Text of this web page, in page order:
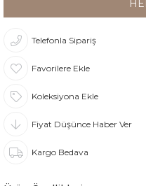
Telefonla Sipariş
Favorilere Ekle
Koleksiyona Ekle
Fiyat Düşünce Haber Ver
Kargo Bedava